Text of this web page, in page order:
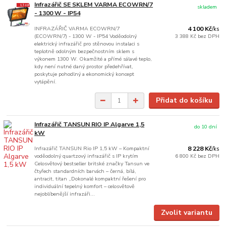
Infrazářič SE SKLEM VARMA ECOWRN/7
- 1300 W - IP54
INFRAZÁŘIČ VARMA ECOWRN/7
(ECOWRN/7) - 1300 W - IP54 Voděodolný
elektrický infrazářič pro stěnovou instalaci s
teplotně odolným bezpečnostním sklem s
výkonem 1300 W. Okamžité a přímé sálavé teplo,
kdy není nutné daný prostor předehřívat,
poskytuje pohodlný a ekonomický koncept
vytápění.
4 100 Kč/ks
3 388 Kč bez DPH
skladem
Přidat do košíku
Infrazářič TANSUN RIO IP Algarve 1,5
kW
Infrazářič TANSUN Rio IP 1,5 kW – Kompaktní
voděodolný quartzový infrazářič s IP krytím
Celosvětový bestseller britské značky Tansun ve
čtyřech standardních barvách – černá, bílá,
antracit, titan „Dokonalé kompaktní řešení pro
individuální tepelný komfort – celosvětově
nejoblíbenější infrazáři...
8 228 Kč/ks
6 800 Kč bez DPH
do 10 dní
Zvolit variantu